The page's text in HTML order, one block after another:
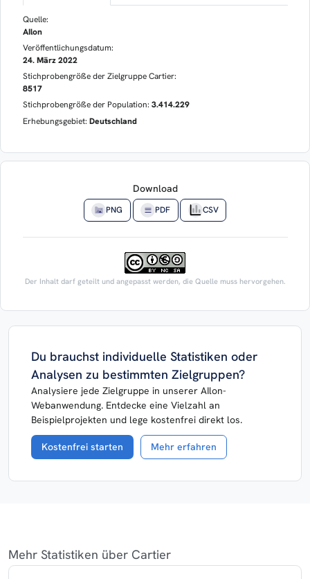
Quelle:
AIlon
Veröffentlichungsdatum:
24. März 2022
Stichprobengröße der Zielgruppe Cartier:
8517
Stichprobengröße der Population: 3.414.229
Erhebungsgebiet: Deutschland
Download
PNG PDF CSV
Der Inhalt darf geteilt und angepasst werden, die Quelle muss hervorgehen.
Du brauchst individuelle Statistiken oder
Analysen zu bestimmten Zielgruppen?
Analysiere jede Zielgruppe in unserer AIlon-
Webanwendung. Entdecke eine Vielzahl an
Beispielprojekten und lege kostenfrei direkt los.
Kostenfrei starten Mehr erfahren
Mehr Statistiken über Cartier